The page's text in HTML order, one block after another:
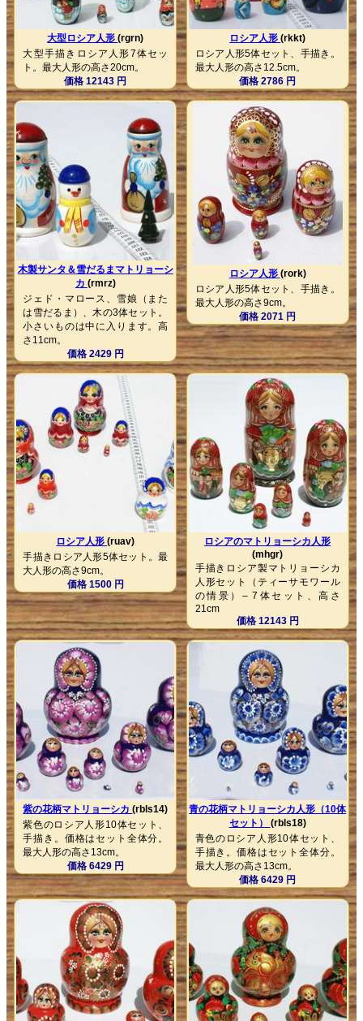
大型ロシア人形(rgrn)
大型手描きロシア人形7体セッ
ト。最大人形の高さ20cm。
価格 12143 円
ロシア人形(rkkt)
ロシア人形5体セット、手描き。
最大人形の高さ12.5cm。
価格 2786 円
木製サンタ＆雪だるまマトリョーシ
カ (rmrz)
ジェド・マロース、雪娘（また
は雪だるま）、木の3体セット。
小さいものは中に入ります。高
さ11cm。
価格 2429 円
ロシア人形 (rork)
ロシア人形5体セット、手描き。
最大人形の高さ9cm。
価格 2071 円
ロシア人形(ruav)
手描きロシア人形5体セット。最
大人形の高さ9cm。
価格 1500 円
ロシアのマトリョーシカ人形
(mhgr)
手描きロシア製マトリョーシカ
人形セット（ティーサモワール
の情景）– 7体セット、高さ
21cm
価格 12143 円
紫の花柄マトリョーシカ(rbls14)
紫色のロシア人形10体セット、
手描き。価格はセット全体分。
最大人形の高さ13cm。
価格 6429 円
青の花柄マトリョーシカ人形（10体
セット） (rbls18)
青色のロシア人形10体セット、
手描き。価格はセット全体分。
最大人形の高さ13cm。
価格 6429 円